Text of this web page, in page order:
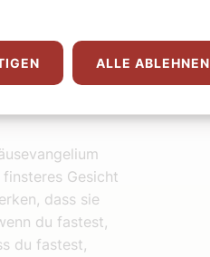
fasten. Es
werden sie
Gesicht
dass sie
du fastest,
du fastest,
ALLE ABLEHNEN